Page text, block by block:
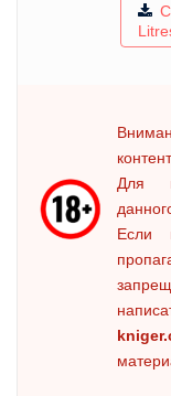
Для
Если